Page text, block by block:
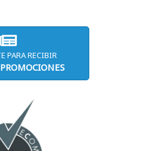
PARA RECIBIR